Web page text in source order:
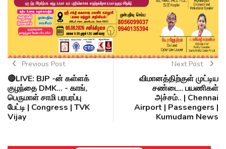
Previous Post
🔴LIVE: BJP -ன் கள்ளக்
குழந்தை DMK... - காங்,
பெருமாள் சாமி பரபரப்பு
பேட்டி | Congress | TVK
Vijay
Next Post
விமானத்திற்குள் முட்டிய
சண்டை.. பயணிகள்
அச்சம்.. | Chennai
Airport | Passengers |
Kumudam News